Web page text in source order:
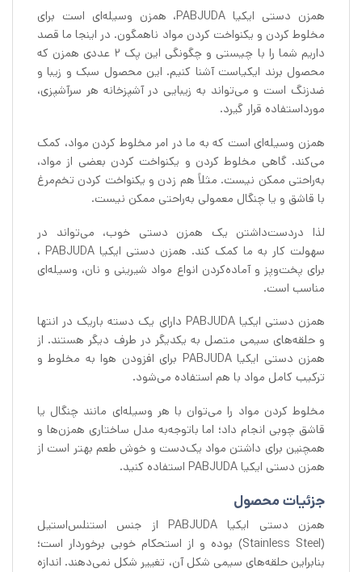
همزن دستی ایکیا PABJUDA، همزن وسیله‌ای است برای
مخلوط کردن و یکنواخت کردن مواد ناهمگون. در اینجا ما قصد
داریم شما را با چیستی و چگونگی این پک 2 عددی همزن که
محصول برند ایکیاست آشنا کنیم. این محصول سبک و زیبا و
ضدزنگ است و می‌تواند به زیبایی در آشپزخانه هر سرآشپزی،
مورداستفاده قرار گیرد.
همزن وسیله‌ای است که به ما در امر مخلوط کردن مواد، کمک
می‌کند. گاهی مخلوط کردن و یکنواخت کردن بعضی از مواد،
به‌راحتی ممکن نیست. مثلاً هم زدن و یکنواخت کردن تخم‌مرغ
با قاشق و یا چنگال معمولی به‌راحتی ممکن نیست.
لذا دردست‌داشتن یک همزن دستی خوب، می‌تواند در
سهولت کار به ما کمک کند. همزن دستی ایکیا PABJUDA ،
برای پخت‌وپز و آماده‌کردن انواع مواد شیرینی و نان، وسیله‌ای
مناسب است.
همزن دستی ایکیا PABJUDA دارای یک دسته باریک در انتها
و حلقه‌های سیمی متصل به یکدیگر در طرف دیگر هستند. از
همزن دستی ایکیا PABJUDA برای افزودن هوا به مخلوط و
ترکیب کامل مواد با هم استفاده می‌شود.
مخلوط کردن مواد را می‌توان با هر وسیله‌ای مانند چنگال یا
قاشق چوبی انجام داد؛ اما باتوجه‌به مدل ساختاری همزن‌ها و
همچنین برای داشتن مواد یک‌دست و خوش طعم بهتر است از
همزن دستی ایکیا PABJUDA استفاده کنید.
جزئیات محصول
همزن دستی ایکیا PABJUDA از جنس استنلس‌استیل
(Stainless Steel) بوده و از استحکام خوبی برخوردار است؛
بنابراین حلقه‌های سیمی شکل آن، تغییر شکل نمی‌دهند. اندازه